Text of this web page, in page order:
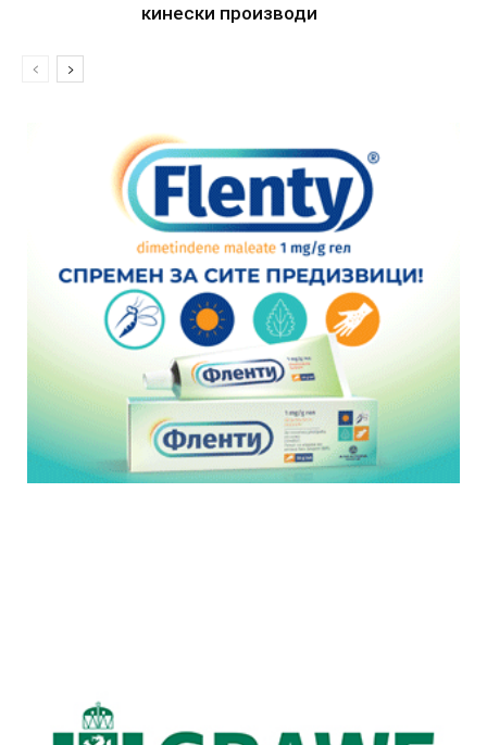
кинески производи